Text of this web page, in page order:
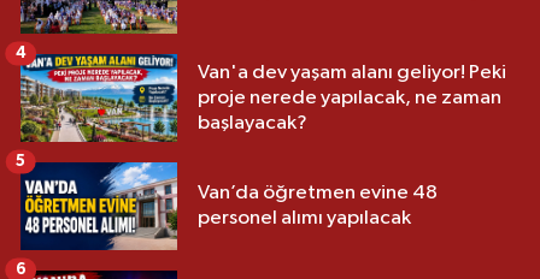
Van'a dev yaşam alanı geliyor! Peki
proje nerede yapılacak, ne zaman
başlayacak?
4
Van’da öğretmen evine 48
personel alımı yapılacak
5
6